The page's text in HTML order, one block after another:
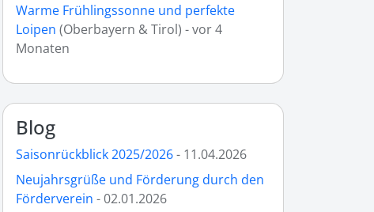
Warme Frühlingssonne und perfekte
Loipen (Oberbayern & Tirol) - vor 4
Monaten
Blog
Saisonrückblick 2025/2026- 11.04.2026
Neujahrsgrüße und Förderung durch den
Förderverein - 02.01.2026